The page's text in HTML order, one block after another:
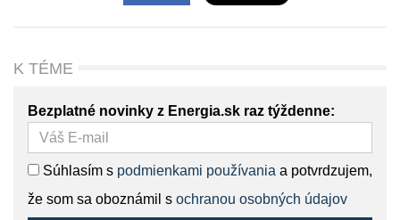
K TÉME
Bezplatné novinky z Energia.sk raz týždenne:
Súhlasím s podmienkami používania a potvrdzujem,
že som sa oboznámil s ochranou osobných údajov